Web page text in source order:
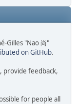
Gilles "Nao 尚"
on GitHub.
provide feedback,
for people all